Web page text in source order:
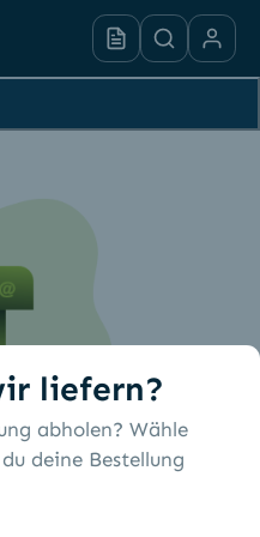
keine
liefern?
abholen? Wähle
deine Bestellung